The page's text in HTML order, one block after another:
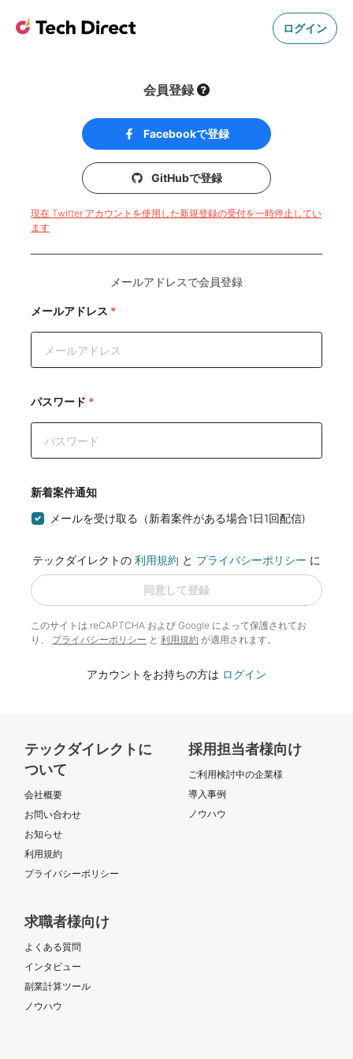
ログイン
会員登録
Facebookで登録
GitHubで登録
現在 Twitter アカウントを使用した新規登録の受付を一時停止してい
ます
メールアドレスで会員登録
メールアドレス *
パスワード *
新着案件通知
メールを受け取る（新着案件がある場合1日1回配信)
テックダイレクトの 利用規約 と プライバシーポリシー に
同意して登録
このサイトは reCAPTCHA および Google によって保護されてお
り、 プライバシーポリシー と 利用規約 が適用されます。
アカウントをお持ちの方は ログイン
テックダイレクトに
ついて
会社概要
お問い合わせ
お知らせ
利用規約
プライバシーポリシー
採用担当者様向け
ご利用検討中の企業様
導入事例
ノウハウ
求職者様向け
よくある質問
インタビュー
副業計算ツール
ノウハウ